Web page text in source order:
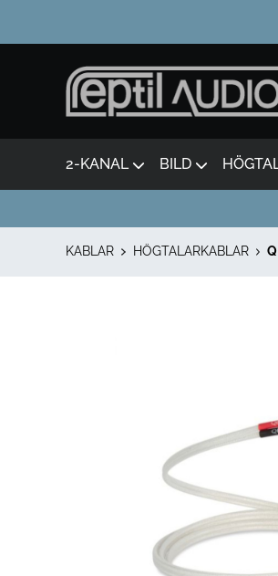
2-KANAL BILD
KABLAR HÖGTALARKABLAR